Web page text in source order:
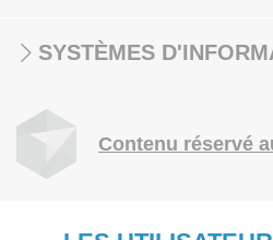
SYSTÈMES
Contenu réservé